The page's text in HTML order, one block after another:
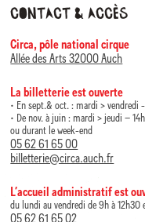
Contact & accès
Circa, pôle national cirque
Allée des Arts 32000 Auch
La billetterie est ouverte
• En sept.& oct. : mardi > vendredi
• De nov. à juin : mardi > jeudi –
ou durant le week-end
05 62 61 65 00
billetterie@circa.auch.fr
L’accueil administratif est
du lundi au vendredi de 9h à 12h30
05 62 61 65 02